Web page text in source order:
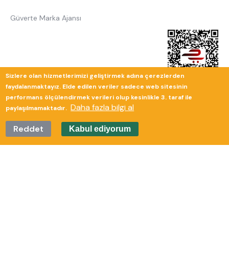
Güverte Marka Ajansı
Sizlere olan hizmetlerimizi geliştirmek adına çerezlerden
faydalanmaktayız. Elde edilen veriler sadece web sitesinin
performans ölçülendirmek verileri olup kesinlikle 3. taraf ile
paylaşılmamaktadır. Daha fazla bilgi al
Reddet
Kabul ediyorum